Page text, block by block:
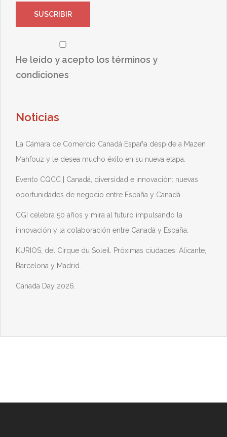
He leído y acepto los términos y
condiciones
Noticias
La Cámara de Comercio Canadá España despide a Mazen
Mahfouz y le desea mucho éxito en su nueva etapa.
Evento CQCC | Canadá, diversidad e innovación: nuevas
oportunidades de negocio entre España y Canadá.
CGI celebra 50 años y mira al futuro impulsando la
innovación y la colaboración entre Canadá y España.
KURIOS, del Cirque du Soleil. Próximas ciudades: Alicante,
Barcelona y Madrid.
Canada Day 2026.